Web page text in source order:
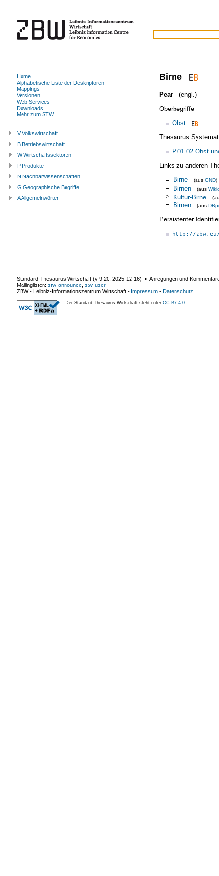
Birne
Pear
(engl.)
Oberbegriffe
Obst
Thesaurus
P.01.02 Obst
Links zu anderen
= Birne (aus GND)
= Birnen (aus
> Kultur-Birne
= Birnen (aus
Persistenter
http://
Home
Alphabetische Liste der Deskriptoren
Mappings
Versionen
Web Services
Downloads
Mehr zum STW
V Volkswirtschaft
B Betriebswirtschaft
W Wirtschaftssektoren
P Produkte
N Nachbarwissenschaften
G Geographische Begriffe
A Allgemeinwörter
Standard-Thesaurus Wirtschaft (v 9.20 2025-12-16) ▪ Anregungen und
Mailinglisten: stw-announce stw-user
ZBW - Leibniz-Informationszentrum Wirtschaft - Impressum - Datenschutz
Der Standard-Thesaurus Wirtschaft steht unter CC BY 4.0